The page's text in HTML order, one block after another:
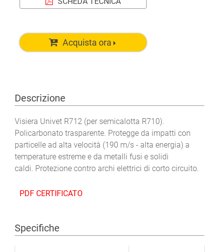
Acquista ora
Descrizione
Visiera Univet R712 (per semicalotta R710).
Policarbonato trasparente. Protegge da impatti con
particelle ad alta velocità (190 m/s - alta energia) a
temperature estreme e da metalli fusi e solidi
caldi. Protezione contro archi elettrici di corto circuito.
PDF CERTIFICATO
Specifiche